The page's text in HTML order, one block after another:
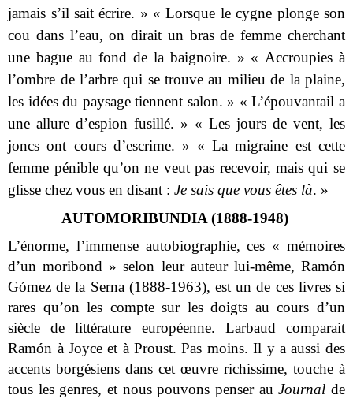
jamais s’il sait écrire. » « Lorsque le cygne plonge son
cou dans l’eau, on dirait un bras de femme cherchant
une bague au fond de la baignoire. » « Accroupies à
l’ombre de l’arbre qui se trouve au milieu de la plaine,
les idées du paysage tiennent salon. » « L’épouvantail a
une allure d’espion fusillé. » « Les jours de vent, les
joncs ont cours d’escrime. » « La migraine est cette
femme pénible qu’on ne veut pas recevoir, mais qui se
glisse chez vous en disant :Je sais que vous êtes là. »
AUTOMORIBUNDIA (1888-1948)
L’énorme, l’immense autobiographie, ces « mémoires
d’un moribond » selon leur auteur lui-même, Ramón
Gómez de la Serna (1888-1963), est un de ces livres si
rares qu’on les compte sur les doigts au cours d’un
siècle de littérature européenne. Larbaud comparait
Ramón à Joyce et à Proust. Pas moins. Il y a aussi des
accents borgésiens dans cet œuvre richissime, touche à
tous les genres, et nous pouvons penser auJournal de